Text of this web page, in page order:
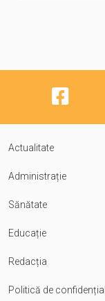
Actualitate
Administrație
Sănătate
Educație
Redacția
Politică de